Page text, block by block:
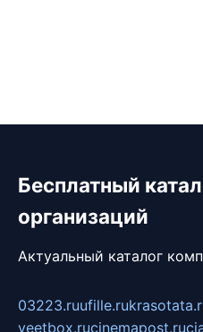
Бесплатный
организаций
Актуальный каталог
03223.ruufille.ru
veetbox.rucinemapost.ru